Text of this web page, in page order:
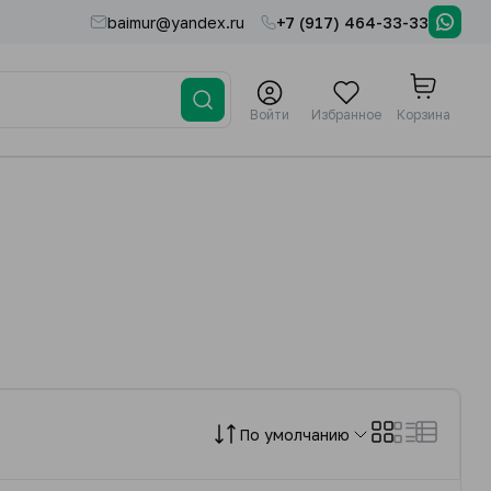
baimur@yandex.ru +7 (917) 464-33-33
Войти Избранное Корзина
По умолчанию